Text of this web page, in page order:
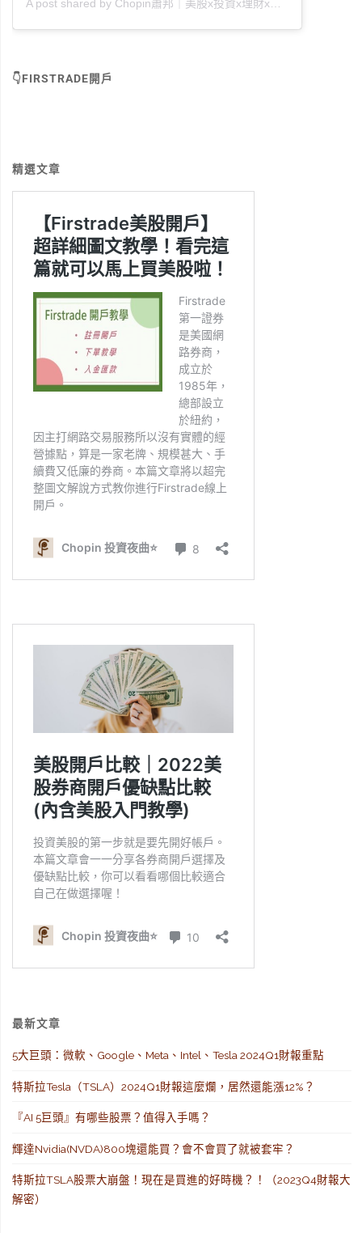
👇FIRSTRADE開戶
精選文章
最新文章
5大巨頭：微軟、Google、Meta、Intel、Tesla 2024Q1財報重點
特斯拉Tesla（TSLA）2024Q1財報這麼爛，居然還能漲12%？
『AI 5巨頭』有哪些股票？值得入手嗎？
輝達Nvidia(NVDA)800塊還能買？會不會買了就被套牢？
特斯拉TSLA股票大崩盤！現在是買進的好時機？！（2023Q4財報大
解密）